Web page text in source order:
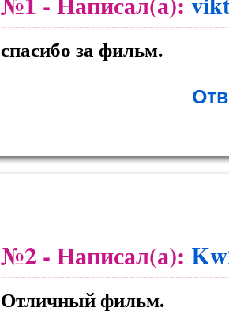
спасибо за фильм.
№2 - Написал(а):
Отличный фильм.